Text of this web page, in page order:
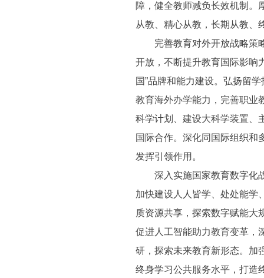
障，健全教师减负长效机制。
从教、精心从教，长期从教、
完善教育对外开放战略策略
开放，不断提升教育国际影响
国”品牌和能力建设。弘扬留
教育海外办学能力，完善职业
科学计划、建设大科学装置、
国际合作。深化同国际组织和
发挥引领作用。
深入实施国家教育数字化战
加快建设人人皆学、处处能学
质资源共享，探索数字赋能大
促进人工智能助力教育变革，
研，探索未来教育新形态。加
终身学习公共服务水平，打造